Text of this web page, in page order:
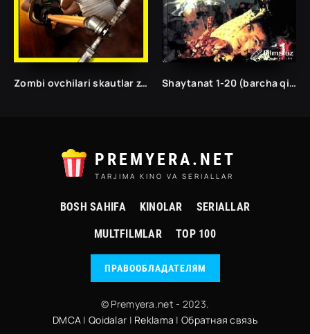
Zombi ovchilari skautlar zombilarga qarshi Ujas Shaytanat 1-20 (barcha qismlar) ШАЙТАНАТ: КИРОЛЛАР САЛТАНАТИ
PREMYERA.NET
TARJIMA KINO VA SERIALLAR
BOSH SAHIFA KINOLAR SERIALLAR
MULTFILMLAR TOP 100
ПРАВООБЛАДАТЕЛЯМ
© Premyera.net - 2023.
DMCA |Qoidalar | Reklama | Обратная связь